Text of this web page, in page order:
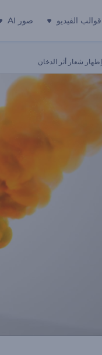
قوالب الفيديو صور AI
إظهار شعار أثر الدخان